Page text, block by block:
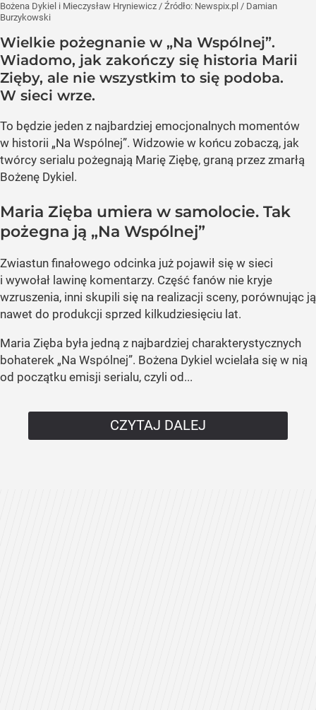
Bożena Dykiel i Mieczysław Hryniewicz / Źródło: Newspix.pl / Damian
Burzykowski
Wielkie pożegnanie w „Na Wspólnej”.
Wiadomo, jak zakończy się historia Marii
Zięby, ale nie wszystkim to się podoba.
W sieci wrze.
To będzie jeden z najbardziej emocjonalnych momentów
w historii „Na Wspólnej”. Widzowie w końcu zobaczą, jak
twórcy serialu pożegnają Marię Ziębę, graną przez zmarłą
Bożenę Dykiel.
Maria Zięba umiera w samolocie. Tak
pożegna ją „Na Wspólnej”
Zwiastun finałowego odcinka już pojawił się w sieci
i wywołał lawinę komentarzy. Część fanów nie kryje
wzruszenia, inni skupili się na realizacji sceny, porównując ją
nawet do produkcji sprzed kilkudziesięciu lat.
Maria Zięba była jedną z najbardziej charakterystycznych
bohaterek „Na Wspólnej”. Bożena Dykiel wcielała się w nią
od początku emisji serialu, czyli od...
CZYTAJ DALEJ